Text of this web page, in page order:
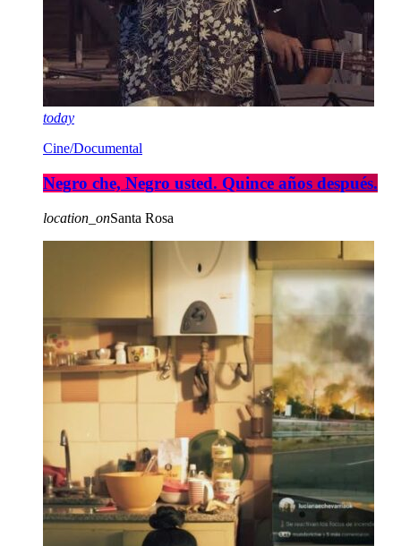
today
Cine/Documental
Negro che, Negro usted. Quince años después.
location_onSanta Rosa